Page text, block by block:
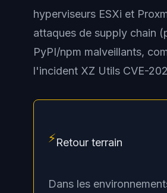
hyperviseurs ESXi et
attaques de supply chain
PyPI/npm malveillants,
l'incident XZ Utils CVE-
⚡Retour terrain
Dans les